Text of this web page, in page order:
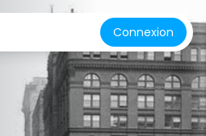
Connexion